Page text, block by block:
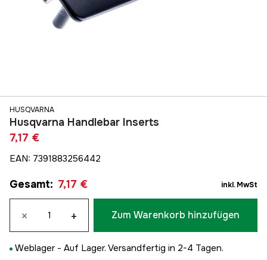
HUSQVARNA
Husqvarna Handlebar Inserts
7,17 €
EAN: 7391883256442
Gesamt: 7,17 € inkl. MwSt
× + Zum Warenkorb hinzufügen
Weblager - Auf Lager. Versandfertig in 2-4 Tagen.